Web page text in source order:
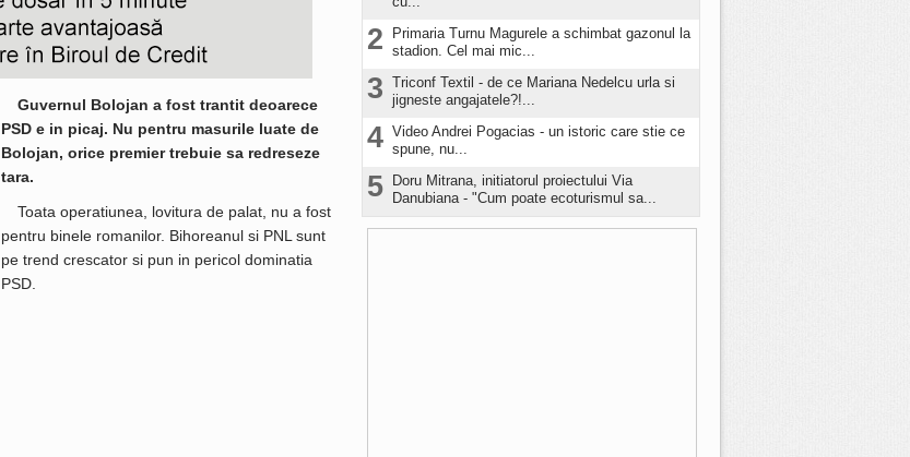
Guvernul Bolojan a fost trantit deoarece
PSD e in picaj. Nu pentru masurile luate de
Bolojan, orice premier trebuie sa redreseze
tara.
Toata operatiunea, lovitura de palat, nu a fost
pentru binele romanilor. Bihoreanul si PNL sunt
pe trend crescator si pun in pericol dominatia
PSD.
2
Primaria Turnu Magurele a schimbat gazonul la
stadion. Cel mai mic...
3 Triconf Textil - de ce Mariana Nedelcu urla si
jigneste angajatele?!...
4 Video Andrei Pogacias - un istoric care stie ce
spune, nu...
5
Doru Mitrana, initiatorul proiectului Via
Danubiana - "Cum poate ecoturismul sa...